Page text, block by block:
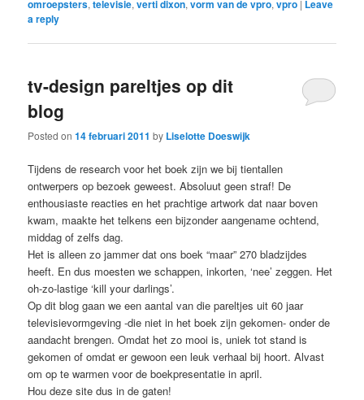
omroepsters,televisie,verti dixon,vorm van de vpro,vpro | Leave
a reply
tv-design pareltjes op dit
blog
Posted on14 februari 2011 by Liselotte Doeswijk
Tijdens de research voor het boek zijn we bij tientallen
ontwerpers op bezoek geweest. Absoluut geen straf! De
enthousiaste reacties en het prachtige artwork dat naar boven
kwam, maakte het telkens een bijzonder aangename ochtend,
middag of zelfs dag.
Het is alleen zo jammer dat ons boek “maar” 270 bladzijdes
heeft. En dus moesten we schappen, inkorten, ‘nee’ zeggen. Het
oh-zo-lastige ‘kill your darlings’.
Op dit blog gaan we een aantal van die pareltjes uit 60 jaar
televisievormgeving -die niet in het boek zijn gekomen- onder de
aandacht brengen. Omdat het zo mooi is, uniek tot stand is
gekomen of omdat er gewoon een leuk verhaal bij hoort. Alvast
om op te warmen voor de boekpresentatie in april.
Hou deze site dus in de gaten!